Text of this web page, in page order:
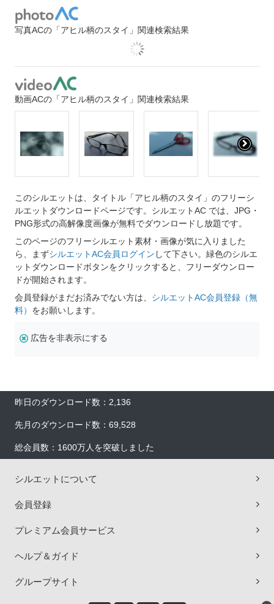
写真ACの「アヒル柄のスタイ」関連検索結果
動画ACの「アヒル柄のスタイ」関連検索結果
このシルエットは、タイトル「アヒル柄のスタイ」のフリーシ
ルエットダウンロードページです。シルエットAC では、JPG・
PNG形式の高解像度画像が無料でダウンロードし放題です。
このページのフリーシルエット素材・画像が気に入りました
ら、まずシルエットAC会員ログイン して下さい。緑色のシルエ
ットダウンロードボタンをクリックすると、フリーダウンロー
ドが開始されます。
会員登録がまだお済みでない方は、 シルエットAC会員登録（無
料） をお願いします。
広告を非表示にする
昨日のダウンロード数：2,136
先月のダウンロード数：69,528
総会員数：1600万人を突破しました
シルエットについて
会員登録
プレミアム会員サービス
ヘルプ＆ガイド
グループサイト